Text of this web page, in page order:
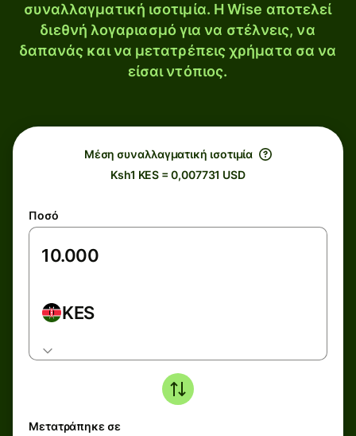
συναλλαγματική ισοτιμία. Η Wise αποτελεί
διεθνή λογαριασμό για να στέλνεις, να
δαπανάς και να μετατρέπεις χρήματα σα να
είσαι ντόπιος.
Μέση συναλλαγματική ισοτιμία
Ksh1 KES = 0,007731 USD
Ποσό
KES
Μετατράπηκε σε